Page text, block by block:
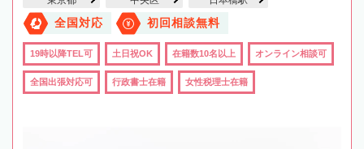
全国対応 初回相談無料
19時以降TEL可 土日祝OK 在籍数10名以上 オンライン相談可
全国出張対応可 行政書士在籍 女性税理士在籍